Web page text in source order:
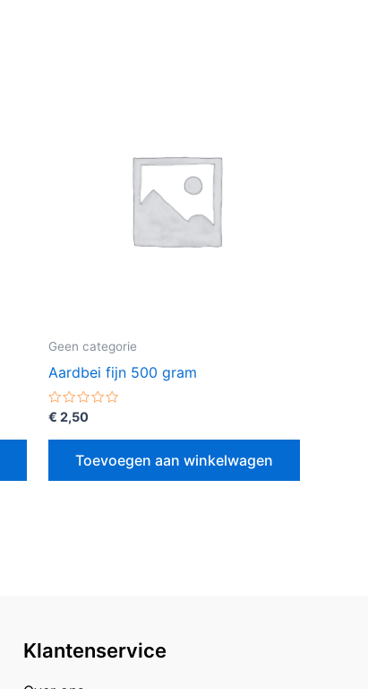
Geen categorie
Aardbei fijn 500 gram
Gewaardeerd
uit
€ 2,50
Toevoegen aan winkelwagen
Klantenservice